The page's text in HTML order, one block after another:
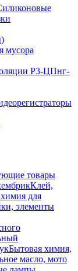
мусора
Р3-ЦПнг-
товары
Клей,
для
элементы
Бытовая химия,
масло, мото